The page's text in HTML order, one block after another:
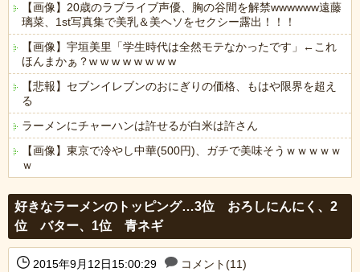
【画像】20歳のラブライブ声優、胸の谷間を解禁wwwwww遠藤
璃菜、1st写真集で美乳＆美ヘソをセクシー露出！！！
【画像】宇垣美里「学生時代は全然モテなかったです」←これ
ほんまかぁ？w w w w w w w w
【悲報】セブンイレブンのおにぎりの価格、もはや限界を超え
る
ラーメンにチャーハンは許せるが白米は許さん
【画像】東京で冷やし中華(500円)、ガチで美味そうｗｗｗｗｗ
ｗ
好きなラーメンのトッピング…3位 おろしにんにく、2
位 バター、1位 青ネギ
2015年9月12日15:00:29
コメント(11)